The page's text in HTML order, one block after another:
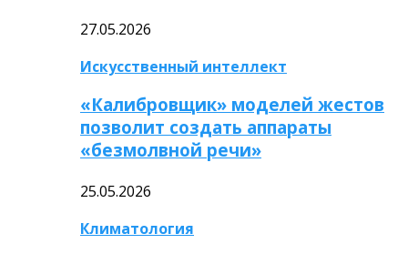
27.05.2026
Искусственный интеллект
«Калибровщик» моделей жестов
позволит создать аппараты
«безмолвной речи»
25.05.2026
Климатология